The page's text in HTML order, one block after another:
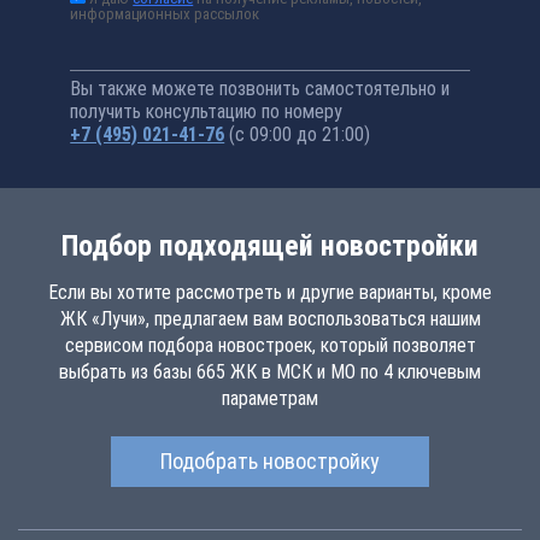
информационных рассылок
Вы также можете позвонить самостоятельно и
получить консультацию по номеру
+7 (495) 021-41-76 (с 09:00 до 21:00)
Подбор подходящей новостройки
Если вы хотите рассмотреть и другие варианты, кроме
ЖК «Лучи», предлагаем вам воспользоваться нашим
сервисом подбора новостроек, который позволяет
выбрать из базы 665 ЖК в МСК и МО по 4 ключевым
параметрам
Подобрать новостройку